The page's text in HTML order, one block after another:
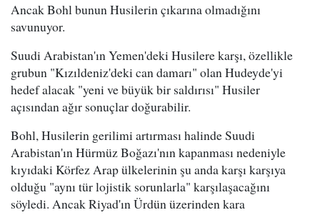
Ancak Bohl bunun Husilerin çıkarına olmadığını
savunuyor.
Suudi Arabistan'ın Yemen'deki Husilere karşı, özellikle
grubun "Kızıldeniz'deki can damarı" olan Hudeyde'yi
hedef alacak "yeni ve büyük bir saldırısı" Husiler
açısından ağır sonuçlar doğurabilir.
Bohl, Husilerin gerilimi artırması halinde Suudi
Arabistan'ın Hürmüz Boğazı'nın kapanması nedeniyle
kıyıdaki Körfez Arap ülkelerinin şu anda karşı karşıya
olduğu "aynı tür lojistik sorunlarla" karşılaşacağını
söyledi. Ancak Riyad'ın Ürdün üzerinden kara